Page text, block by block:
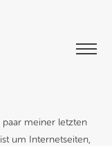
meiner letzten
um Internetseiten,